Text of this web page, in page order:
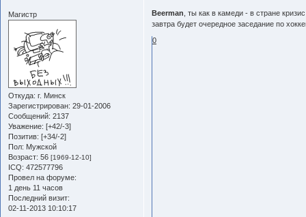
Магистр
Откуда: г. Минск
Зарегистрирован: 29-01-2006
Сообщений: 2137
Уважение: [+42/-3]
Позитив: [+34/-2]
Пол: Мужской
Возраст: 56 [1969-12-10]
ICQ: 472577796
Провел на форуме:
1 день 11 часов
Последний визит:
02-11-2013 10:10:17
Beerman , ты как в камеди - в стране
завтра будет очередное заседание по
0